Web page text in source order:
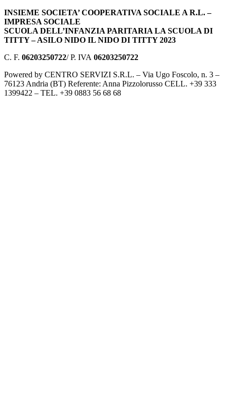
INSIEME SOCIETA’ COOPERATIVA SOCIALE A R.L. –
IMPRESA SOCIALE
SCUOLA DELL’INFANZIA PARITARIA LA SCUOLA DI
TITTY – ASILO NIDO IL NIDO DI TITTY 2023
C. F. 06203250722/ P. IVA 06203250722
Powered by CENTRO SERVIZI S.R.L. – Via Ugo Foscolo, n. 3 –
76123 Andria (BT) Referente: Anna Pizzolorusso CELL. +39 333
1399422 – TEL. +39 0883 56 68 68